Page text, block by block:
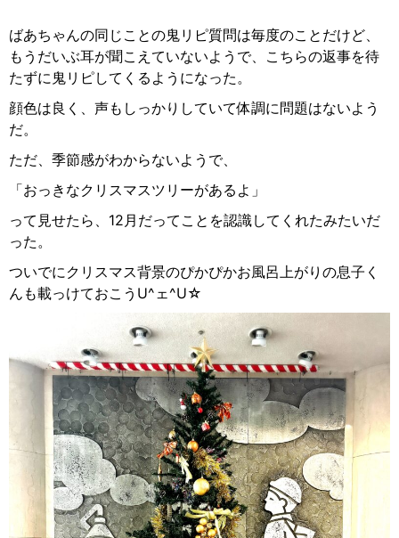
ばあちゃんの同じことの鬼リピ質問は毎度のことだけど、
もうだいぶ耳が聞こえていないようで、こちらの返事を待
たずに鬼リピしてくるようになった。
顔色は良く、声もしっかりしていて体調に問題はないよう
だ。
ただ、季節感がわからないようで、
「おっきなクリスマスツリーがあるよ」
って見せたら、12月だってことを認識してくれたみたいだ
った。
ついでにクリスマス背景のぴかぴかお風呂上がりの息子く
んも載っけておこうU^ ェ^U☆